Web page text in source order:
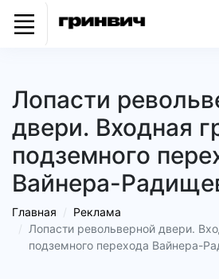
Лопасти
двери. Входная
подземного
Вайнера-
Главная
Реклама
Лопасти револьверной двери.
подземного перехода Вайнера-